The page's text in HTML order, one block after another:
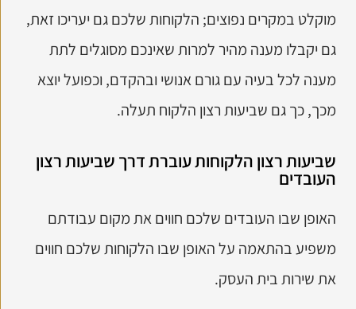
מוקלט במקרים נפוצים; הלקוחות שלכם גם יעריכו זאת,
גם יקבלו מענה מהיר למרות שאינכם מסוגלים לתת
מענה לכל בעיה עם גורם אנושי ובהקדם, וכפועל יוצא
מכך, כך גם שביעות רצון הלקוח תעלה.
שביעות רצון הלקוחות עוברת דרך שביעות רצון
העובדים
האופן שבו העובדים שלכם חווים את מקום עבודתם
משפיע בהתאמה על האופן שבו הלקוחות שלכם חווים
את שירות בית העסק.